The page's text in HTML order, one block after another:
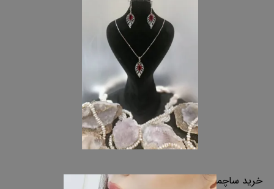
خرید ساچمه نقره